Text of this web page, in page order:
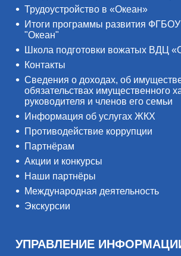
Трудоустройство в «Океан»
Итоги программы развития
"Океан"
Школа подготовки вожатых ВДЦ
Контакты
Сведения о доходах, об
обязательствах имущественного
руководителя и членов его семьи
Информация об услугах ЖКХ
Противодействие коррупции
Партнёрам
Акции и конкурсы
Наши партнёры
Международная деятельность
Экскурсии
УПРАВЛЕНИЕ